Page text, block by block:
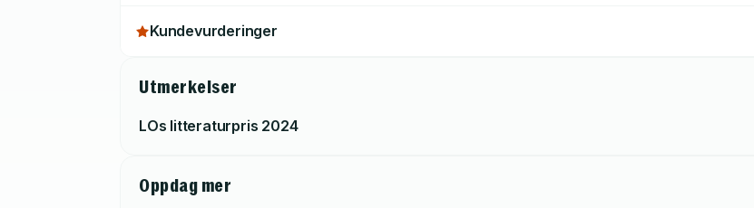
Kundevurderinger
Utmerkelser
LOs litteraturpris 2024
Oppdag mer